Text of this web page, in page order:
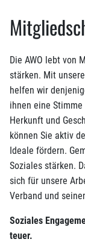
Die AWO lebt von
stärken. Mit
helfen wir
ihnen eine
Herkunft und
können Sie aktiv
Ideale fördern.
Soziales stärken.
sich für unsere
Verband und
Soziales
teuer.